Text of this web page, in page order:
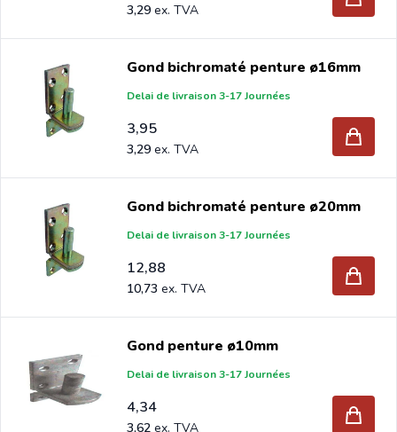
3,29
Gond bichromaté penture ø16mm
Delai de livraison 3-17 Journées
3,95
3,29
Gond bichromaté penture ø20mm
Delai de livraison 3-17 Journées
12,88
10,73
Gond penture ø10mm
Delai de livraison 3-17 Journées
4,34
3,62